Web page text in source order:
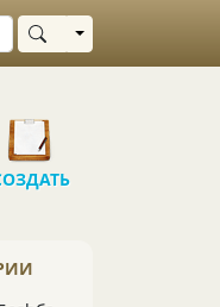
Выбрать область